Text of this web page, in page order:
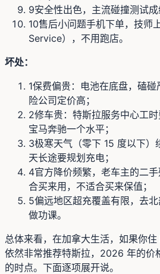
9安全性出色，主流碰撞测试成
10售后小问题手机下单，技师
Service），不用跑店。
坏处：
1保费偏贵：电池在底盘，磕
险公司定价高；
2修车贵：特斯拉服务中心工
宝马奔驰一个水平；
3极寒天气（零下 15 度以下）
天长途要规划充电；
4官方降价频繁，老车主的二
合买来用，不适合买来保值；
5偏远地区超充覆盖有限，去
做功课。
总体来看，在加拿大生活，如果你
依然非常推荐特斯拉，2026 年的价
的时点。下面逐项展开说。